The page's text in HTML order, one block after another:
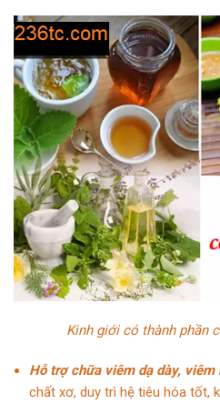
Kinh giới có thành phần
Hỗ trợ chữa viêm dạ dày, viêm
chất xơ, duy trì hệ tiêu hóa tốt,